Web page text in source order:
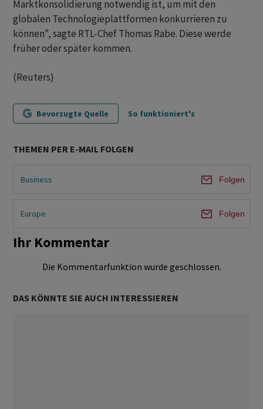
Marktkonsolidierung notwendig ist, um mit den
globalen Technologieplattformen konkurrieren zu
können", sagte RTL-Chef Thomas Rabe. Diese werde
früher oder später kommen.
(Reuters)
Bevorzugte Quelle So funktioniert's
THEMEN PER E-MAIL FOLGEN
Business Folgen
Europe Folgen
Ihr Kommentar
Die Kommentarfunktion wurde geschlossen.
DAS KÖNNTE SIE AUCH INTERESSIEREN